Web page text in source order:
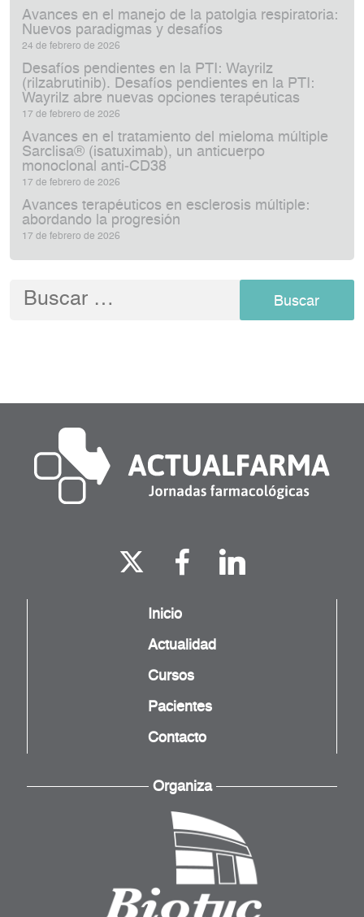
Avances en el manejo de la patolgia respiratoria:
Nuevos paradigmas y desafíos
24 de febrero de 2026
Desafíos pendientes en la PTI: Wayrilz
(rilzabrutinib). Desafíos pendientes en la PTI:
Wayrilz abre nuevas opciones terapéuticas
17 de febrero de 2026
Avances en el tratamiento del mieloma múltiple
Sarclisa® (isatuximab), un anticuerpo
monoclonal anti‑CD38
17 de febrero de 2026
Avances terapéuticos en esclerosis múltiple:
abordando la progresión
17 de febrero de 2026
Buscar:
Inicio
Actualidad
Cursos
Pacientes
Contacto
Organiza